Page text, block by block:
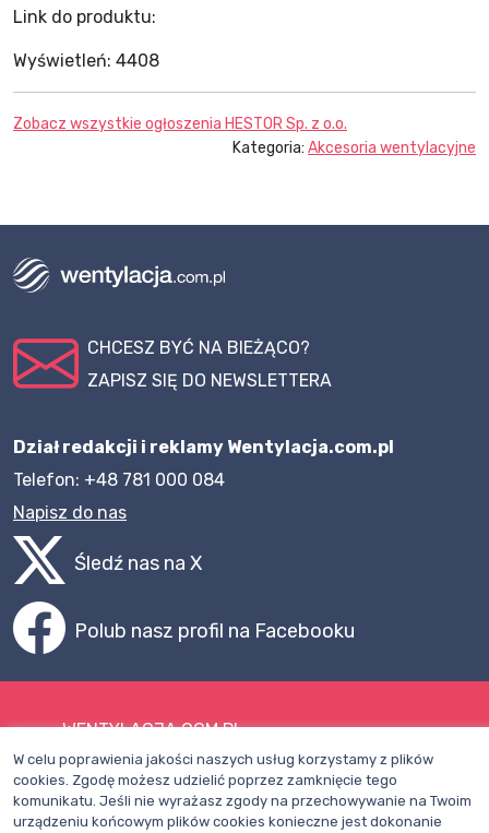
Link do produktu:
Wyświetleń: 4408
Zobacz wszystkie ogłoszenia HESTOR Sp. z o.o.
Kategoria: Akcesoria wentylacyjne
CHCESZ BYĆ NA BIEŻĄCO?
ZAPISZ SIĘ DO NEWSLETTERA
Dział redakcji i reklamy Wentylacja.com.pl
Telefon: +48 781 000 084
Napisz do nas
Śledź nas na X
Polub nasz profil na Facebooku
WENTYLACJA.COM.PL
Mapa witryny
Regulamin
W celu poprawienia jakości naszych usług korzystamy z plików
cookies. Zgodę możesz udzielić poprzez zamknięcie tego
komunikatu. Jeśli nie wyrażasz zgody na przechowywanie na Twoim
urządzeniu końcowym plików cookies konieczne jest dokonanie